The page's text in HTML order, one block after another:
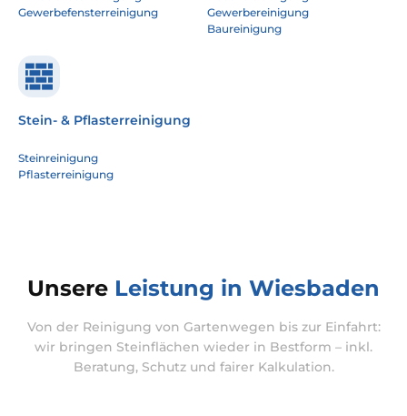
Gewerbefensterreinigung
Gewerbereinigung
Baureinigung
Stein- & Pflasterreinigung
Steinreinigung
Pflasterreinigung
Unsere Leistung in Wiesbaden
Von der Reinigung von Gartenwegen bis zur Einfahrt:
wir bringen Steinflächen wieder in Bestform – inkl.
Beratung, Schutz und fairer Kalkulation.